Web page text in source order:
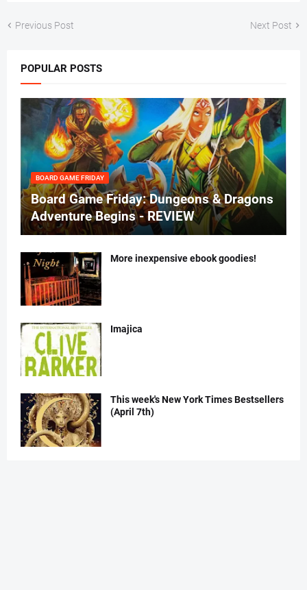
Previous Post Next Post
POPULAR POSTS
BOARD GAME FRIDAY
Board Game Friday: Dungeons & Dragons
Adventure Begins - REVIEW
More inexpensive ebook goodies!
Imajica
This week's New York Times Bestsellers
(April 7th)